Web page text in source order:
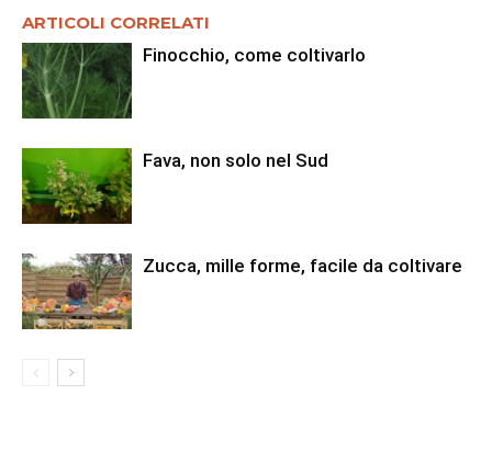
ARTICOLI CORRELATI
Finocchio, come coltivarlo
Fava, non solo nel Sud
Zucca, mille forme, facile da coltivare